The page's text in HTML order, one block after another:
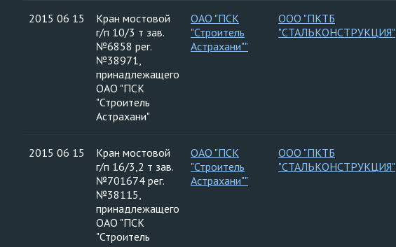
2015 06 15
Кран мостовой
г/п 10/3 т зав.
№6858 рег.
№38971,
принадлежащего
ОАО "ПСК
"Строитель
Астрахани"
ОАО "ПСК
"Строитель
Астрахани""
ООО "ПКТБ
"СТАЛЬКОНСТРУКЦИЯ"
2015 06 15
Кран мостовой
г/п 16/3,2 т зав.
№701674 рег.
№38115,
принадлежащего
ОАО "ПСК
"Строитель
ОАО "ПСК
"Строитель
Астрахани""
ООО "ПКТБ
"СТАЛЬКОНСТРУКЦИЯ"